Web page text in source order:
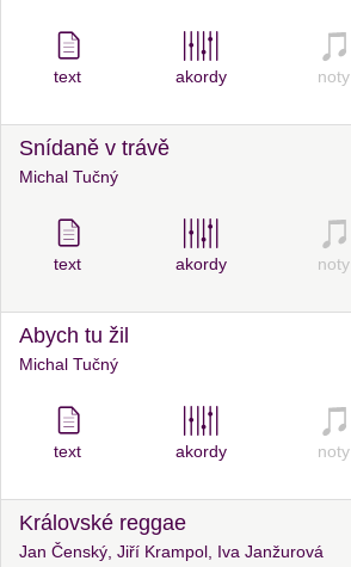
text akordy noty
Snídaně v trávě
Michal Tučný
text akordy noty
Abych tu žil
Michal Tučný
text akordy noty
Královské reggae
Jan Čenský, Jiří Krampol, Iva Janžurová